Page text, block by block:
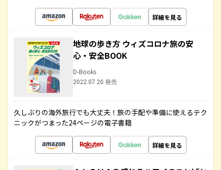
詳細を見る
地球の歩き方 ウィズコロナ旅の安
心・安全BOOK
D-Books
2022.07.20 発売
久しぶりの海外旅行でも大丈夫！旅の手配や準備に使えるテク
ニックがつまった24ページの電子書籍
詳細を見る